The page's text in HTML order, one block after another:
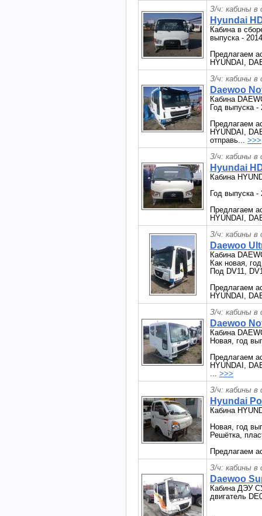
З/ч: кабины в
Hyundai
Кабина в
выпуска -
Предлагаем
HYUNDAI,
З/ч: кабины в
Daewoo
Кабина
Год выпуска -
Предлагаем
HYUNDAI,
отправь... >>>
З/ч: кабины в
Hyundai
Кабина
Год выпуска -
Предлагаем
HYUNDAI,
З/ч: кабины в
Daewoo
Кабина
Как новая,
Под DV11,
Предлагаем
HYUNDAI,
З/ч: кабины в
Daewoo
Кабина
Новая, год
Предлагаем
HYUNDAI,
... >>>
З/ч: кабины в
Hyundai
Кабина
Новая, год
Решётка,
Предлагаем
З/ч: кабины в
Daewoo
Кабина ДЭУ
двигатель